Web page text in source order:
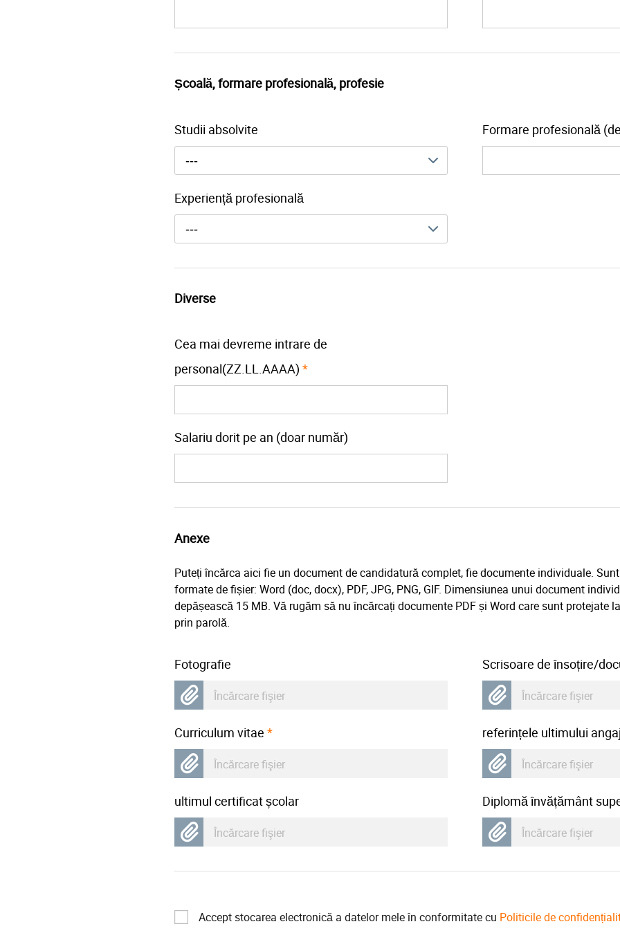
Școală, formare profesională, profesie
Studii absolvite
---
Formare profesională
Experiență profesională
---
Diverse
Cea mai devreme intrare de
personal(ZZ.LL.AAAA) *
Salariu dorit pe an (doar număr)
Anexe
Puteți încărca aici fie un document de candidatură complet, fie documente individuale.
formate de fișier: Word (doc, docx), PDF, JPG, PNG, GIF. Dimensiunea unui document
depășească 15 MB. Vă rugăm să nu încărcați documente PDF și Word care sunt protejate
prin parolă.
Fotografie
Încărcare fişier
Scrisoare de însoțire/
Încărcare fişier
Curriculum vitae *
Încărcare fişier
referințele ultimului
Încărcare fişier
ultimul certificat școlar
Încărcare fişier
Diplomă învățământ
Încărcare fişier
Accept stocarea electronică a datelor mele în conformitate cu Politicile de